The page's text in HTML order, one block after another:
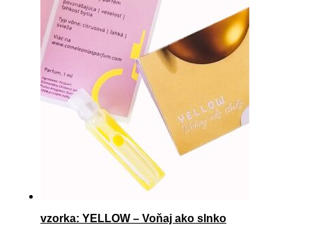
vzorka: YELLOW – Voňaj ako slnko